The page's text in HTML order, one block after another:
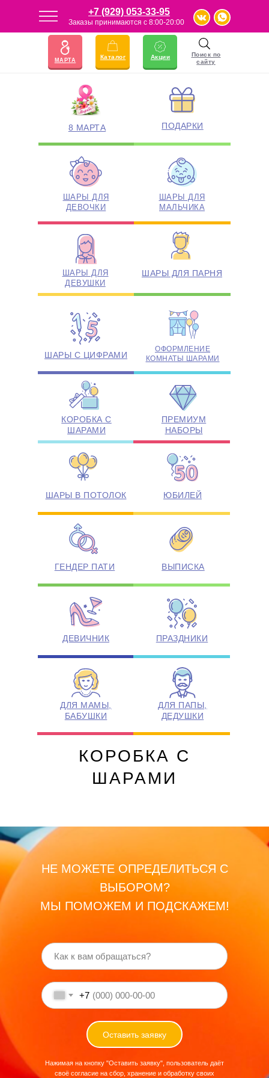
Заказы принимаются с 8:00-20:00
Акции
Каталог
Поиск по
сайту
+7 (929) 053-33-95
МАРТА
ШАРЫ ДЛЯ
ДЕВОЧКИ
ШАРЫ ДЛЯ
МАЛЬЧИКА
ШАРЫ ДЛЯ
ДЕВУШКИ
ШАРЫ ДЛЯ ПАРНЯ
АКЦИИ
ОФОРМЛЕНИЕ
КОМНАТЫ ШАРАМИ
ШАРЫ С ЦИФРАМИ
ШАРЫ В ПОТОЛОК
КОРОБКА С
ШАРАМИ
ЮБИЛЕЙ
ВЫПИСКА
ГЕНДЕР ПАТИ
ДЕВИЧНИК ПРАЗДНИКИ
ДЛЯ МАМЫ,
БАБУШКИ
ДЛЯ ПАПЫ,
ДЕДУШКИ
ПОДАРКИ
23 ФЕВРАЛЯ
ПРЕМИУМ
НАБОРЫ
8 МАРТА
КОРОБКА С
ШАРАМИ
НЕ МОЖЕТЕ ОПРЕДЕЛИТЬСЯ С
ВЫБОРОМ?
МЫ ПОМОЖЕМ И ПОДСКАЖЕМ!
+7
Оставить заявку
Нажимая на кнопку "Оставить заявку", пользователь даёт
своё согласие на сбор, хранение и обработку своих